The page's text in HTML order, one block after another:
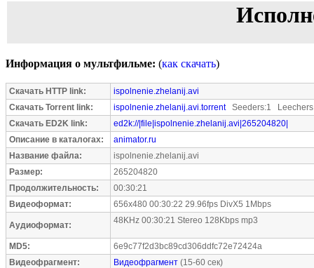
Информация о мультфильме: (как скачать)
Скачать HTTP link:
ispolnenie.zhelanij.avi
Скачать Torrent link:
ispolnenie.zhelanij.avi.torrentSeeders:1
Скачать ED2K link:
ed2k://|file|ispolnenie.zhelanij.avi|265204820|
Описание в каталогах:
animator.ru
Название файла:
ispolnenie.zhelanij.avi
Размер:
265204820
Продолжительность:
00:30:21
Видеоформат:
656x480 00:30:22 29.96fps DivX5 1Mbps
Аудиоформат: 48KHz 00:30:21 Stereo 128Kbps mp3
MD5:
6e9c77f2d3bc89cd306ddfc72e72424a
Видеофрагмент:
Видеофрагмент (15-60 сек)